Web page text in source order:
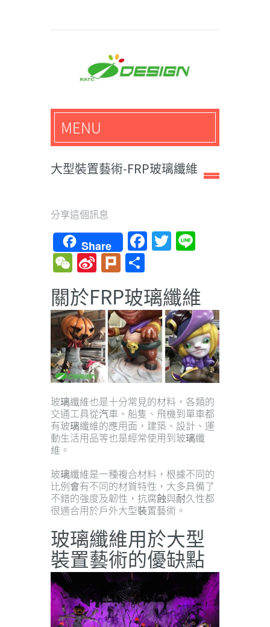
馬路科技創意設計-3D公
仔,文創,獎盃設計專家
MENU
大型裝置藝術-FRP玻璃纖維
分享這個訊息
Share Facebook
Twitter
WeChat
Sina
Weibo
Plurk
關於FRP玻璃纖維
玻璃纖維也是十分常見的材料，各類的
交通工具從汽車、船隻、飛機到單車都
有玻璃纖維的應用面，建築、設計、運
動生活用品等也是經常使用到玻璃纖
維。
玻璃纖維是一種複合材料，根據不同的
比例會有不同的材質特性，大多具備了
不錯的強度及韌性，抗腐蝕與耐久性都
很適合用於戶外大型裝置藝術。
玻璃纖維用於大型
裝置藝術的優缺點